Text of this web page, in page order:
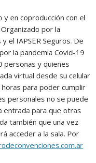
en coproducción con el
por la
el IAPSER Seguros. De
la pandemia Covid-19
personas y quienes
virtual desde su celular
para poder cumplir
personales no se puede
entrada para que otras
también que una vez
acceder a la sala. Por